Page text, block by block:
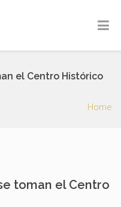
el Centro Histórico
Home
toman el Centro